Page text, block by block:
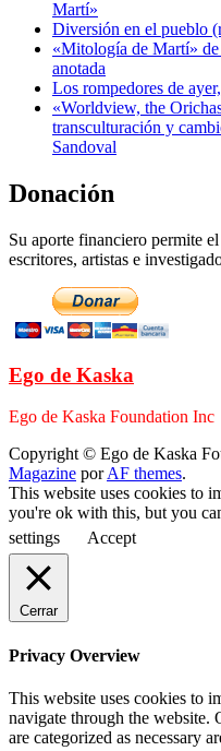
Martí»
Diversión en el pueblo
«Mitología de Martí»
anotada
Los rompedores de
«Worldview, the
transculturación y
Sandoval
Donación
Su aporte financiero permite
escritores, artistas e
Ego de Kaska
Ego de Kaska Foundation Inc
Copyright © Ego de Kaska
Magazine porAF themes.
This website uses cookies to
you're ok with this, but you
settings
Accept
Cerrar
Privacy Overview
This website uses cookies to
navigate through the website.
are categorized as necessary